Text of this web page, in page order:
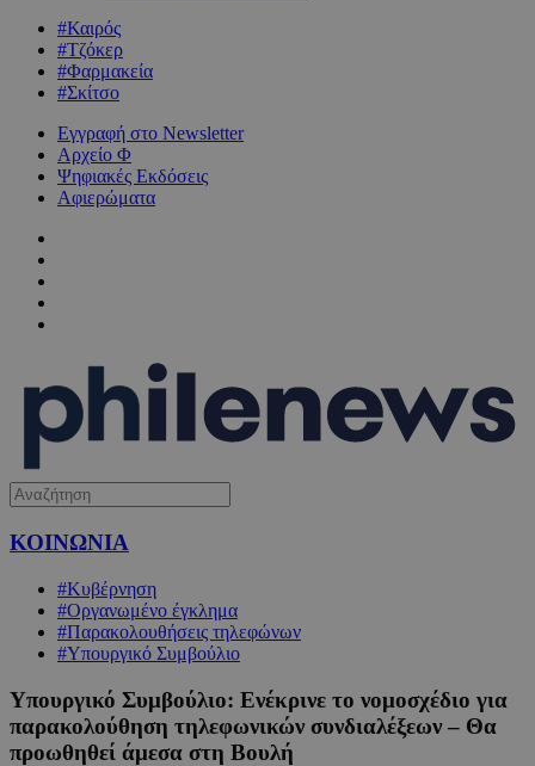
#Καιρός
#Τζόκερ
#Φαρμακεία
#Σκίτσο
Εγγραφή στο Newsletter
Αρχείο Φ
Ψηφιακές Εκδόσεις
Αφιερώματα
ΚΟΙΝΩΝΙΑ
#Κυβέρνηση
#Οργανωμένο έγκλημα
#Παρακολουθήσεις τηλεφώνων
#Υπουργικό Συμβούλιο
Υπουργικό Συμβούλιο: Ενέκρινε το νομοσχέδιο για
παρακολούθηση τηλεφωνικών συνδιαλέξεων – Θα
προωθηθεί άμεσα στη Βουλή